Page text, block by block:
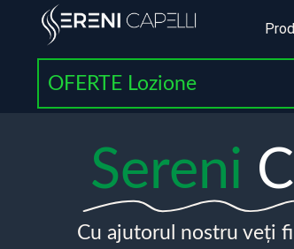
OFERTE Lozione
Sereni
Cu ajutorul nostru veți